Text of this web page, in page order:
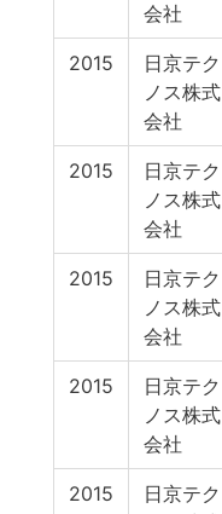
会社
2015
日京テク
ノス株式
会社
2015
日京テク
ノス株式
会社
2015
日京テク
ノス株式
会社
2015
日京テク
ノス株式
会社
2015
日京テク